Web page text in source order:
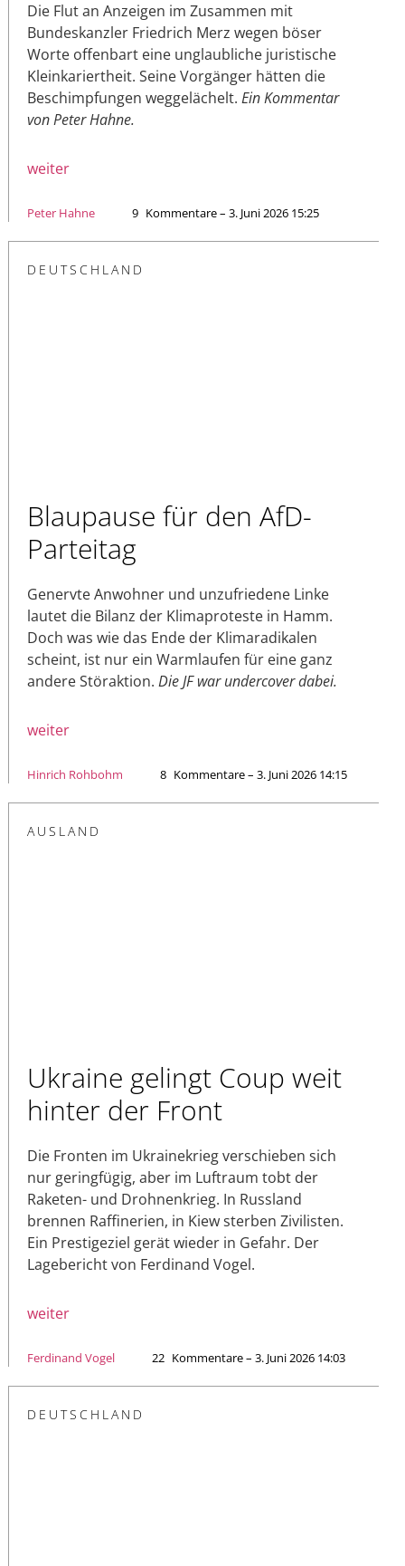
Die Flut an Anzeigen im Zusammen mit
Bundeskanzler Friedrich Merz wegen böser
Worte offenbart eine unglaubliche juristische
Kleinkariertheit. Seine Vorgänger hätten die
Beschimpfungen weggelächelt. Ein Kommentar
von Peter Hahne.
weiter
Peter Hahne 9 Kommentare – 3. Juni 2026 15:25
DEUTSCHLAND
Blaupause für den AfD-
Parteitag
Genervte Anwohner und unzufriedene Linke
lautet die Bilanz der Klimaproteste in Hamm.
Doch was wie das Ende der Klimaradikalen
scheint, ist nur ein Warmlaufen für eine ganz
andere Störaktion. Die JF war undercover dabei.
weiter
Hinrich Rohbohm 8 Kommentare – 3. Juni 2026 14:15
AUSLAND
Ukraine gelingt Coup weit
hinter der Front
Die Fronten im Ukrainekrieg verschieben sich
nur geringfügig, aber im Luftraum tobt der
Raketen- und Drohnenkrieg. In Russland
brennen Raffinerien, in Kiew sterben Zivilisten.
Ein Prestigeziel gerät wieder in Gefahr. Der
Lagebericht von Ferdinand Vogel.
weiter
Ferdinand Vogel 22 Kommentare – 3. Juni 2026 14:03
DEUTSCHLAND